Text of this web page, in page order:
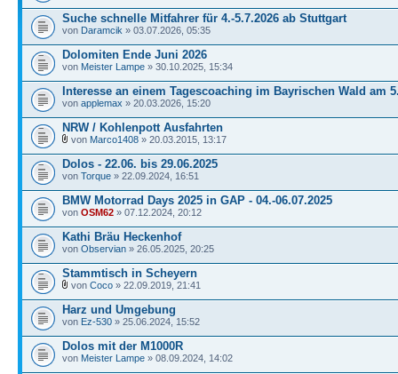
Suche schnelle Mitfahrer für 4.-5.7.2026 ab Stuttgart
von Daramcik » 03.07.2026, 05:35
Dolomiten Ende Juni 2026
von Meister Lampe » 30.10.2025, 15:34
Interesse an einem Tagescoaching im Bayrischen Wald am
von applemax » 20.03.2026, 15:20
NRW / Kohlenpott Ausfahrten
von Marco1408 » 20.03.2015, 13:17
Dolos - 22.06. bis 29.06.2025
von Torque » 22.09.2024, 16:51
BMW Motorrad Days 2025 in GAP - 04.-06.07.2025
von OSM62 » 07.12.2024, 20:12
Kathi Bräu Heckenhof
von Observian » 26.05.2025, 20:25
Stammtisch in Scheyern
von Coco » 22.09.2019, 21:41
Harz und Umgebung
von Ez-530 » 25.06.2024, 15:52
Dolos mit der M1000R
von Meister Lampe » 08.09.2024, 14:02